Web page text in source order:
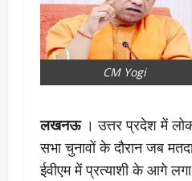
CM Yogi
लखनऊ। उत्तर प्रदेश में
सभा चुनावों के दौरान जब
ईवीएम में प्रत्याशी के आगे लगा